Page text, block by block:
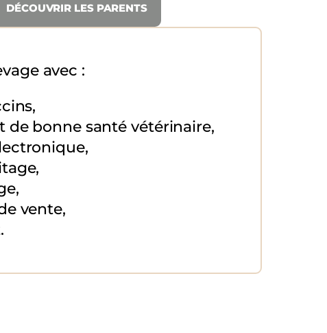
DÉCOUVRIR LES PARENTS
avec :
de bonne santé vétérinaire,
vente,